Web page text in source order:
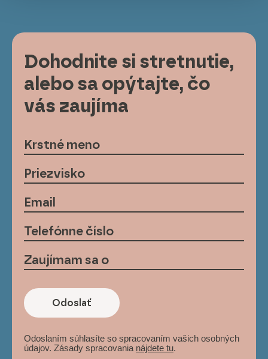
Dohodnite si stretnutie,
alebo sa opýtajte, čo
vás zaujíma
Odoslať
Odoslaním súhlasíte so spracovaním vašich osobných
údajov. Zásady spracovania nájdete tu.